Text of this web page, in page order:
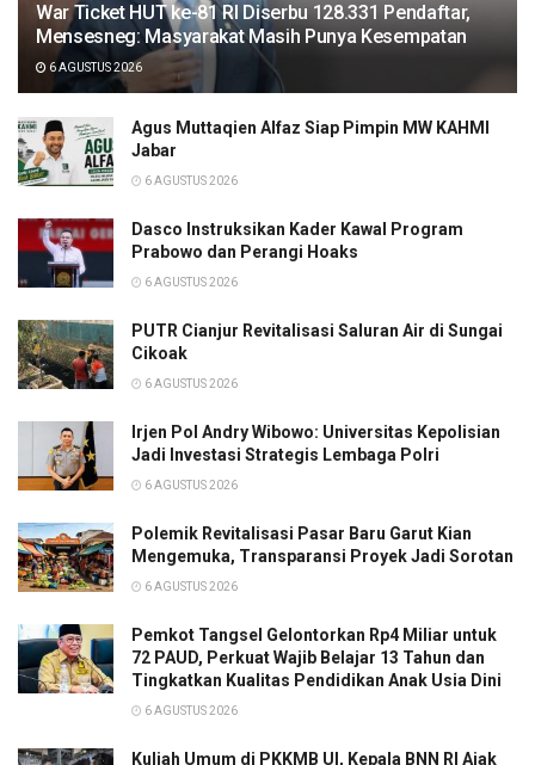
War Ticket HUT ke-81 RI Diserbu 128.331 Pendaftar,
Mensesneg: Masyarakat Masih Punya Kesempatan
6 AGUSTUS 2026
Agus Muttaqien Alfaz Siap Pimpin MW KAHMI
Jabar
6 AGUSTUS 2026
Dasco Instruksikan Kader Kawal Program
Prabowo dan Perangi Hoaks
6 AGUSTUS 2026
PUTR Cianjur Revitalisasi Saluran Air di Sungai
Cikoak
6 AGUSTUS 2026
Irjen Pol Andry Wibowo: Universitas Kepolisian
Jadi Investasi Strategis Lembaga Polri
6 AGUSTUS 2026
Polemik Revitalisasi Pasar Baru Garut Kian
Mengemuka, Transparansi Proyek Jadi Sorotan
6 AGUSTUS 2026
Pemkot Tangsel Gelontorkan Rp4 Miliar untuk
72 PAUD, Perkuat Wajib Belajar 13 Tahun dan
Tingkatkan Kualitas Pendidikan Anak Usia Dini
6 AGUSTUS 2026
Kuliah Umum di PKKMB UI, Kepala BNN RI Ajak